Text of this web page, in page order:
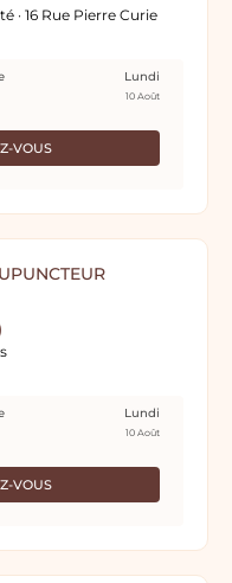
· 16 Rue Pierre Curie
VOUS
Lundi
10 Août
VOUS
Lundi
10 Août